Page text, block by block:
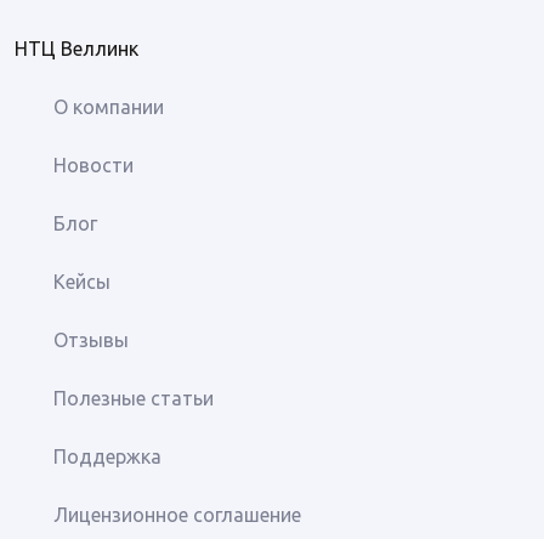
НТЦ Веллинк
О компании
Новости
Блог
Кейсы
Отзывы
Полезные статьи
Поддержка
Лицензионное соглашение